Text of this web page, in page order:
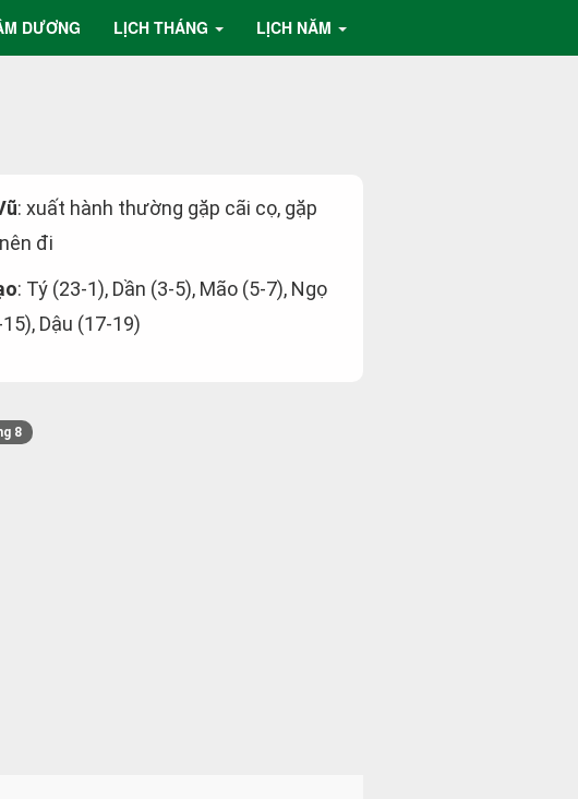
DƯƠNG LỊCH THÁNG LỊCH NĂM
: xuất hành thường gặp cãi cọ, gặp
đi
: Tý (23-1), Dần (3-5), Mão (5-7), Ngọ
Dậu (17-19)
8